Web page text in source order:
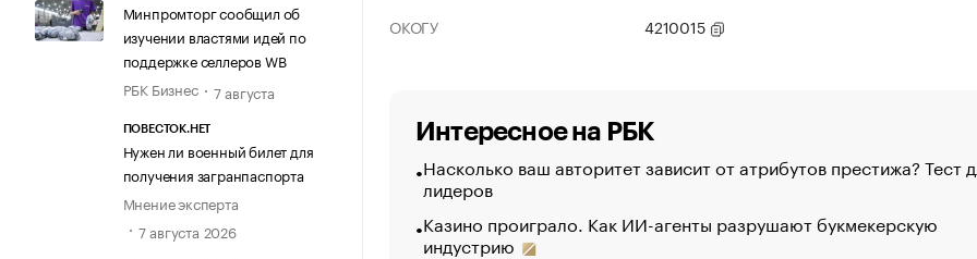
Минпромторг сообщил об
изучении властями идей по
поддержке селлеров WB
РБК Бизнес
7 августа
ПОВЕСТОК.НЕТ
Нужен ли военный билет для
получения загранпаспорта
Мнение эксперта
7 августа 2026
ОКОГУ
4210015
Интересное на РБК
Насколько ваш авторитет зависит от атрибутов престижа? Тест
лидеров
Казино проиграло. Как ИИ-агенты разрушают букмекерскую
индустрию